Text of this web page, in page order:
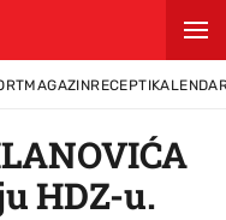
MAGAZINRECEPTI
HDZ-u.